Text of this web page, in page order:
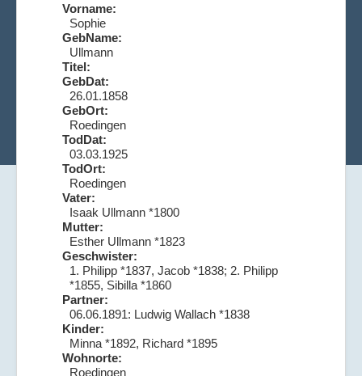
Vorname:
Sophie
GebName:
Ullmann
Titel:
GebDat:
26.01.1858
GebOrt:
Roedingen
TodDat:
03.03.1925
TodOrt:
Roedingen
Vater:
Isaak Ullmann *1800
Mutter:
Esther Ullmann *1823
Geschwister:
1. Philipp *1837, Jacob *1838; 2. Philipp
*1855, Sibilla *1860
Partner:
06.06.1891: Ludwig Wallach *1838
Kinder:
Minna *1892, Richard *1895
Wohnorte:
Roedingen